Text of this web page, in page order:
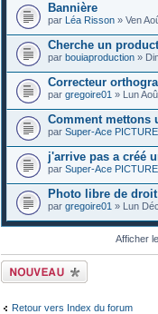
Bannière
par Léa Risson » Ven
Cherche un
par bouiaproduction »
Correcteur
par gregoire01 » Lun
Comment mettons
par Super-Ace PICTURE
j'arrive pas a créé
par Super-Ace PICTURE
Photo libre de
par gregoire01 » Lun
Afficher
Publier un nouveau
sujet
Retour vers Index du forum